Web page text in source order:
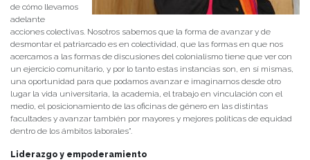
de cómo llevamos
adelante
acciones colectivas. Nosotros sabemos que la forma de avanzar y de
desmontar el patriarcado es en colectividad, que las formas en que nos
acercamos a las formas de discusiones del colonialismo tiene que ver con
un ejercicio comunitario, y por lo tanto estas instancias son, en sí mismas,
una oportunidad para que podamos avanzar e imaginarnos desde otro
lugar la vida universitaria, la academia, el trabajo en vinculación con el
medio, el posicionamiento de las oficinas de género en las distintas
facultades y avanzar también por mayores y mejores políticas de equidad
dentro de los ámbitos laborales”.
Liderazgo y empoderamiento